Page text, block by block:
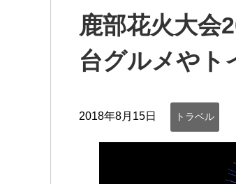
鹿部花火大会
台グルメやト
2018年8月15日 トラベル